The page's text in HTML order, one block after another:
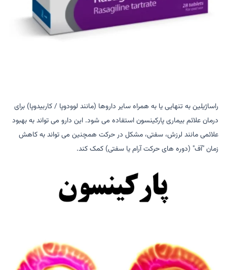
راساژیلین به تنهایی یا به همراه سایر داروها (مانند لوودوپا / کاربیدوپا) برای
درمان علائم بیماری پارکینسون استفاده می شود. این دارو می تواند به بهبود
علائمی مانند لرزش، سفتی، مشکل در حرکت همچنین می تواند به کاهش
زمان "آف" (دوره های حرکت آرام یا سفتی) کمک کند.